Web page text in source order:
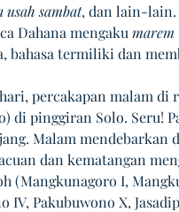
usah sambat, dan lain-lain.
Dahana mengaku marem
bahasa termiliki dan
percakapan malam di
di pinggiran Solo. Seru!
Malam mendebarkan
dan kematangan
(Mangkunagoro I,
IV, Pakubuwono X,